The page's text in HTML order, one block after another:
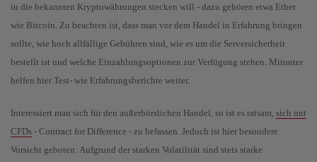
in die bekannten Kryptowährungen stecken will - dazu gehören etwa Ether
wie Bitcoin. Zu beachten ist, dass man vor dem Handel in Erfahrung bringen
sollte, wie hoch allfällige Gebühren sind, wie es um die Serversicherheit
bestellt ist und welche Einzahlungsoptionen zur Verfügung stehen. Mitunter
helfen hier Test- wie Erfahrungsberichte weiter.
Interessiert man sich für den außerbörslichen Handel, so ist es ratsam, sich mit
CFDs - Contract for Difference - zu befassen. Jedoch ist hier besondere
Vorsicht geboten: Aufgrund der starken Volatilität sind stets starke